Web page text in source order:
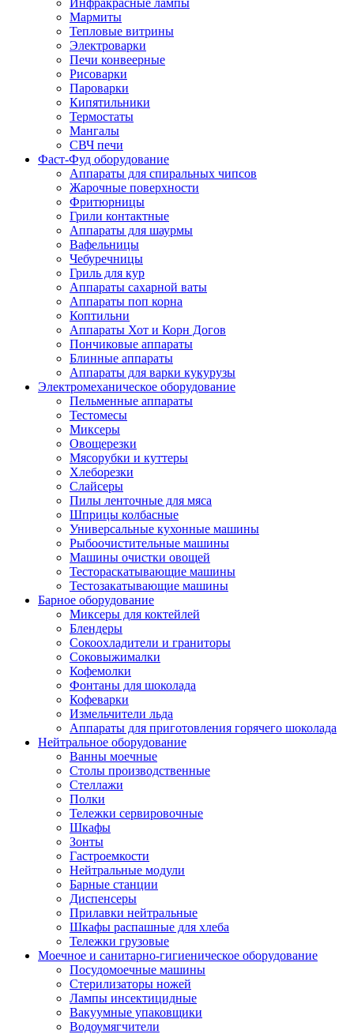
Инфракрасные лампы
Мармиты
Тепловые витрины
Электроварки
Печи конвеерные
Рисоварки
Пароварки
Кипятильники
Термостаты
Мангалы
СВЧ печи
Фаст-Фуд оборудование
Аппараты для спиральных чипсов
Жарочные поверхности
Фритюрницы
Грили контактные
Аппараты для шаурмы
Вафельницы
Чебуречницы
Гриль для кур
Аппараты сахарной ваты
Аппараты поп корна
Коптильни
Аппараты Хот и Корн Догов
Пончиковые аппараты
Блинные аппараты
Аппараты для варки кукурузы
Электромеханическое оборудование
Пельменные аппараты
Тестомесы
Миксеры
Овощерезки
Мясорубки и куттеры
Хлеборезки
Слайсеры
Пилы ленточные для мяса
Шприцы колбасные
Универсальные кухонные машины
Рыбоочистительные машины
Машины очистки овощей
Тестораскатывающие машины
Тестозакатывающие машины
Барное оборудование
Миксеры для коктейлей
Блендеры
Сокоохладители и граниторы
Соковыжималки
Кофемолки
Фонтаны для шоколада
Кофеварки
Измельчители льда
Аппараты для приготовления горячего шоколада
Нейтральное оборудование
Ванны моечные
Столы производственные
Стеллажи
Полки
Тележки сервировочные
Шкафы
Зонты
Гастроемкости
Нейтральные модули
Барные станции
Диспенсеры
Прилавки нейтральные
Шкафы распашные для хлеба
Тележки грузовые
Моечное и санитарно-гигиеническое оборудование
Посудомоечные машины
Стерилизаторы ножей
Лампы инсектицидные
Вакуумные упаковщики
Водоумягчители